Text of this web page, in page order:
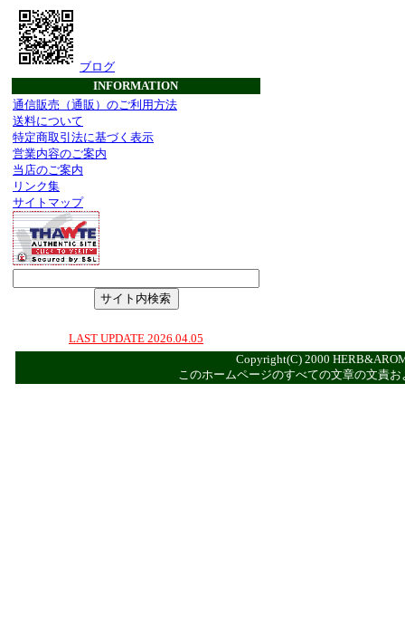
ブログ
INFORMATION
通信販売（通販）のご利用方法
送料について
特定商取引法に基づく表示
営業内容のご案内
当店のご案内
リンク集
サイトマップ
LAST UPDATE 2026.04.05
Copyright(C) 2000
このホームページのすべての文章の文責